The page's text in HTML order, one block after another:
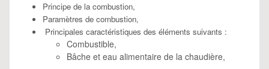
Principe de la combustion,
Paramètres de combustion,
Principales caractéristiques des éléments suivants :
Combustible,
Bâche et eau alimentaire de la chaudière,